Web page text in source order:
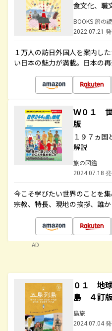
食文化、職
BOOKS 旅の
2022.07.21
１万人の訪日外国人を案内し
い日本の魅力が満載。日本の
Ｗ０１
版
１９７ヵ国
解説
旅の図鑑
2024.07.18
今こそ学びたい世界のことを
宗教、特長、現地の挨拶、誰
AD
０１ 地
島 ４訂
島旅
2024.07.04